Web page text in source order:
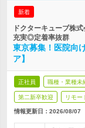
新着
ドクターキューブ株
充実◎定着率抜群
東京募集！医院向
ア】
正社員 職種・業種未
第二新卒歓迎 リモー
情報更新日：2026/08/07